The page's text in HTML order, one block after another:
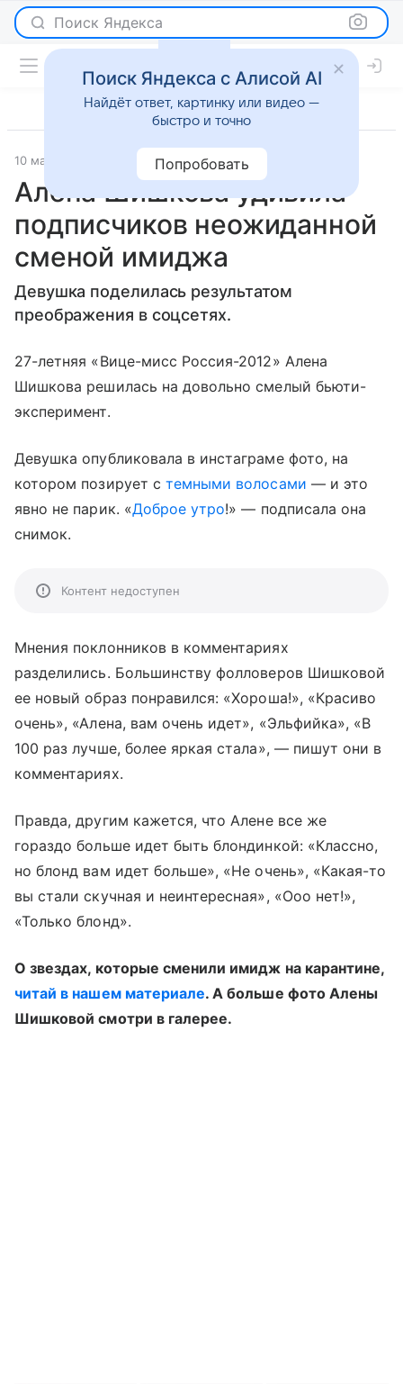
Поиск Яндекса
10 мая 2020 Светская жизнь
Алена Шишкова удивила
подписчиков неожиданной
сменой имиджа
Девушка поделилась результатом
преображения в соцсетях.
27-летняя «Вице-мисс Россия-2012» Алена
Шишкова решилась на довольно смелый бьюти-
эксперимент.
Девушка опубликовала в инстаграме фото, на
котором позирует с темными волосами — и это
явно не парик. «Доброе утро!» — подписала она
снимок.
Контент недоступен
Мнения поклонников в комментариях
разделились. Большинству фолловеров Шишковой
ее новый образ понравился: «Хороша!», «Красиво
очень», «Алена, вам очень идет», «Эльфийка», «В
100 раз лучше, более яркая стала», — пишут они в
комментариях.
Правда, другим кажется, что Алене все же
гораздо больше идет быть блондинкой: «Классно,
но блонд вам идет больше», «Не очень», «Какая-то
вы стали скучная и неинтересная», «Ооо нет!»,
«Только блонд».
О звездах, которые сменили имидж на карантине,
читай в нашем материале. А больше фото Алены
Шишковой смотри в галерее.
Поиск Яндекса с Алисой AI
Найдёт ответ, картинку или видео —
быстро и точно
Попробовать